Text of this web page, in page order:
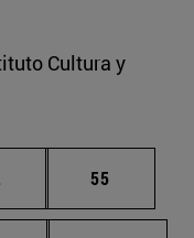
Cultura y
Páginas intermedias
Página
55